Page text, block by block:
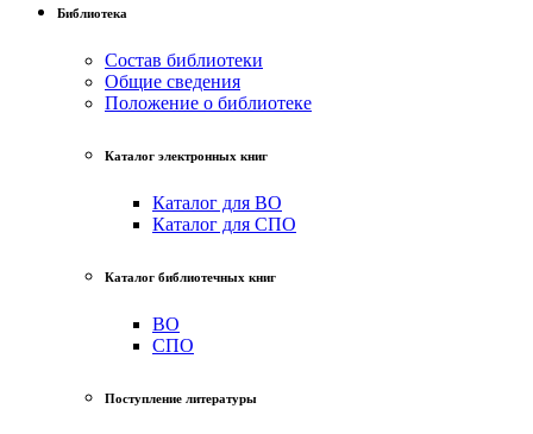
Библиотека
Состав библиотеки
Общие сведения
Положение о библиотеке
Каталог электронных книг
Каталог для ВО
Каталог для СПО
Каталог библиотечных книг
ВО
СПО
Поступление литературы